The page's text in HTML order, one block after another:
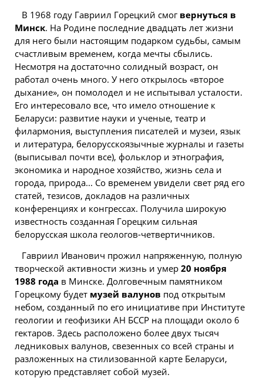
В 1968 году Гавриил Горецкий смог вернуться в
Минск. На Родине последние двадцать лет жизни
для него были настоящим подарком судьбы, самым
счастливым временем, когда мечты сбылись.
Несмотря на достаточно солидный возраст, он
работал очень много. У него открылось «второе
дыхание», он помолодел и не испытывал усталости.
Его интересовало все, что имело отношение к
Беларуси: развитие науки и ученые, театр и
филармония, выступления писателей и музеи, язык
и литература, белорусскоязычные журналы и газеты
(выписывал почти все), фольклор и этнография,
экономика и народное хозяйство, жизнь села и
города, природа... Со временем увидели свет ряд его
статей, тезисов, докладов на различных
конференциях и конгрессах. Получила широкую
известность созданная Горецким сильная
белорусская школа геологов-четвертичников.
Гавриил Иванович прожил напряженную, полную
творческой активности жизнь и умер 20 ноября
1988 года в Минске. Долговечным памятником
Горецкому будет музей валунов под открытым
небом, созданный по его инициативе при Институте
геологии и геофизики АН БССР на площади около 6
гектаров. Здесь расположено более двух тысяч
ледниковых валунов, свезенных со всей страны и
разложенных на стилизованной карте Беларуси,
которую представляет собой музей.